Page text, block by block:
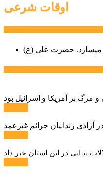
اوقات شرعی
میسازد. حضرت علی (ع)
زندانیان جرائم غیرعمد